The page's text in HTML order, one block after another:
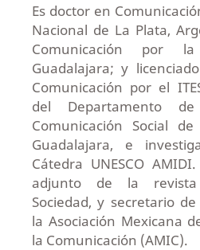
Es doctor en
Nacional de La Plata,
Comunicación por
Guadalajara; y
Comunicación por el
del Departamento
Comunicación Social
Guadalajara, e
Cátedra UNESCO
adjunto de la revista
Sociedad, y secretario
la Asociación Mexicana
la Comunicación (AMIC).